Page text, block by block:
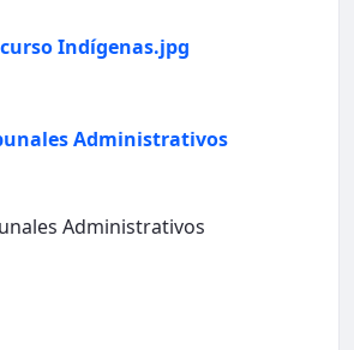
Indígenas.jpg
Administrativos
Administrativos